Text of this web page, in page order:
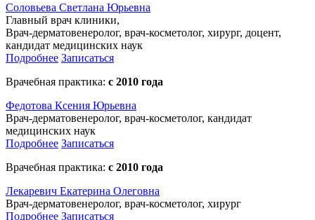
Cоловьева Cветлана Юрьевна
Главный врач клиники,
Врач-дерматовенеролог, врач-косметолог, хирург, доцент,
кандидат медицинских наук
Подробнее Записаться
Врачебная практика: с 2010 года
Федотова Ксения Юрьевна
Врач-дерматовенеролог, врач-косметолог, кандидат
медицинских наук
Подробнее Записаться
Врачебная практика: с 2010 года
Лекаревич Екатерина Олеговна
Врач-дерматовенеролог, врач-косметолог, хирург
Подробнее Записаться